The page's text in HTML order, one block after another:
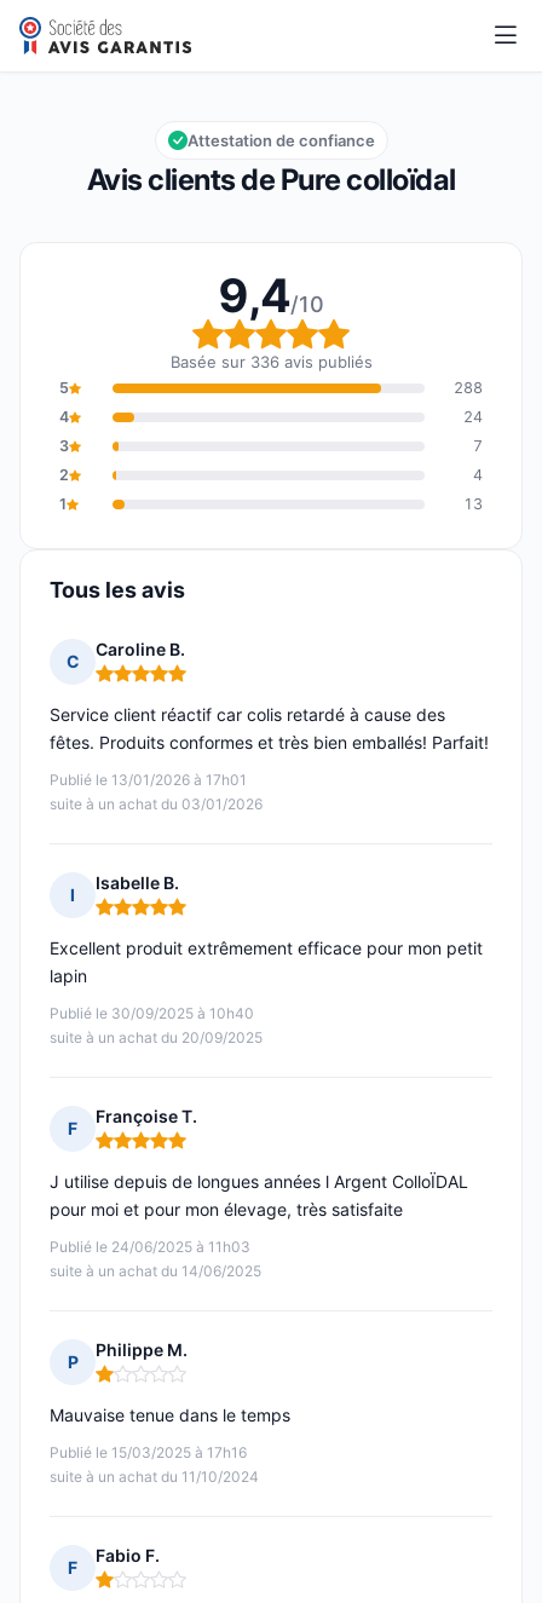
Pure colloïdal
Note globale : 9,4 sur 10
9,4/10
Avis clients de Pure colloïdal
Attestation de confiance
9,4/10
Note globale : 9,4 sur
Basée sur 336 avis publiés
5
288
4
24
3
7
2
4
1
13
Tous les avis
C
Caroline B.
Note : 5 sur 5
Publié le 13/01/2026 à 17h01
suite à un achat du 03/01/2026
Service client réactif car colis retardé à cause des
fêtes. Produits conformes et très bien emballés! Parfait!
I
Isabelle B.
Note : 5 sur 5
Publié le 30/09/2025 à 10h40
suite à un achat du 20/09/2025
Excellent produit extrêmement efficace pour mon petit
lapin
F
Françoise T.
Note : 5 sur 5
Publié le 24/06/2025 à 11h03
suite à un achat du 14/06/2025
J utilise depuis de longues années l Argent ColloÏDAL
pour moi et pour mon élevage, très satisfaite
P
Philippe M.
Note : 1 sur 5
Publié le 15/03/2025 à 17h16
suite à un achat du 11/10/2024
Mauvaise tenue dans le temps
F
Fabio F.
Note : 1 sur 5